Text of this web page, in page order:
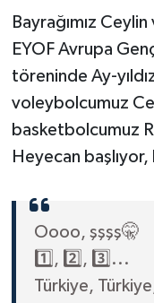
Bayrağımız
EYOF Avrupa
töreninde Ay-
voleybolcumuz
basketbolcumuz
Heyecan
Oooo, şşşş🤫
1️⃣, 2️⃣, 3️⃣...
Türkiye,